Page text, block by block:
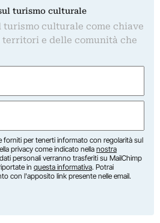
turismo culturale
culturale come chiave
territori e delle comunità che
forniti per tenerti informato con regolarità sul
privacy come indicato nella nostra
personali verranno trasferiti su MailChimp
in questa informativa. Potrai
con l'apposito link presente nelle email.